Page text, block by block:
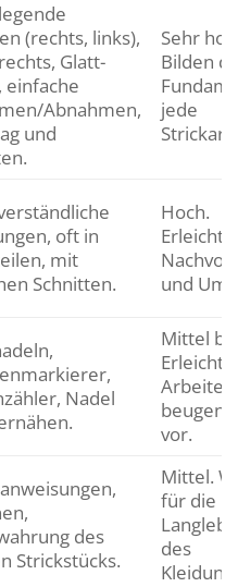
(rechts, links),
Glatt-
einfache
Abnahmen,
und
Sehr
Bilden
jede
oft in
mit
Schnitten.
Hoch.
und
Nadel
Mittel
beugen
vor.
des
Strickstücks.
Mittel.
für die
des